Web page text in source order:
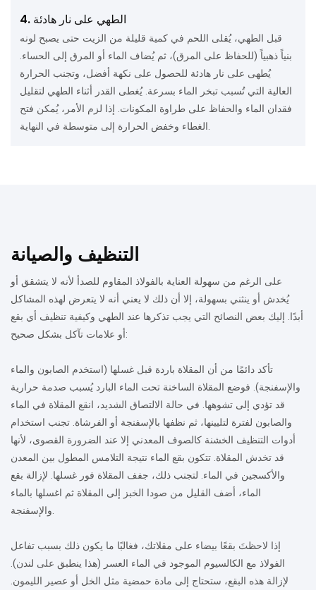
4. الطهي على نار هادئة
قبل الطهي، يُقلى اللحم في كمية قليلة من الزيت حتى يصبح لونه
بنياً ذهبياً (للحفاظ على المرق)، ثم يُضاف الماء أو المرق إلى الحساء.
يُطهى على نار هادئة للحصول على نكهة أفضل، وتجنب الحرارة
العالية التي تُسبب تبخر الماء بسرعة. يُغطى القدر أثناء الطهي لتقليل
فقدان الماء والحفاظ على طراوة المكونات. إذا لزم الأمر، يُمكن فتح
الغطاء وخفض الحرارة إلى متوسطة في النهاية.
التنظيف والصيانة
على الرغم من سهولة العناية بالفولاذ المقاوم للصدأ لأنه لا يتشقق أو
يُخدش أو ينثني بسهولة، إلا أن ذلك لا يعني أنه لا يتعرض لهذه المشاكل
أبدًا. إليك بعض النصائح التي يجب تذكرها عند الطهي وكيفية تنظيف أي بقع
أو علامات تآكل بشكل صحيح:
تأكد دائمًا من أن المقلاة باردة قبل غسلها (استخدم الصابون والماء
والإسفنجة). فوضع المقلاة الساخنة تحت الماء البارد يُسبب صدمة حرارية
قد تؤدي إلى تشوهها. في حالة الالتصاق الشديد، انقع المقلاة في الماء
والصابون لفترة لتليينها، ثم نظفها بالإسفنجة أو الفرشاة. تجنب استخدام
أدوات التنظيف الخشنة كالصوف المعدني إلا عند الضرورة القصوى، لأنها
قد تخدش المقلاة. تتكون بقع الماء نتيجة التلامس المطول بين المعدن
والأكسجين في الماء. لتجنب ذلك، جفف المقلاة فور غسلها. لإزالة بقع
الماء، أضف القليل من صودا الخبز إلى المقلاة ثم اغسلها بالماء
والإسفنجة.
إذا لاحظتَ بقعًا بيضاء على مقلاتك، فغالبًا ما يكون ذلك بسبب تفاعل
الفولاذ مع الكالسيوم الموجود في الماء العسر (هذا ينطبق على لندن).
لإزالة هذه البقع، ستحتاج إلى مادة حمضية مثل الخل أو عصير الليمون.